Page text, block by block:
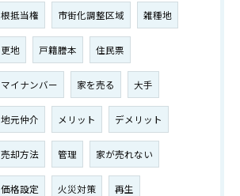
根抵当権 市街化調整区域 雑種地
更地 戸籍謄本 住民票
マイナンバー 家を売る 大手
地元仲介 メリット デメリット
売却方法 管理 家が売れない
価格設定 火災対策 再生